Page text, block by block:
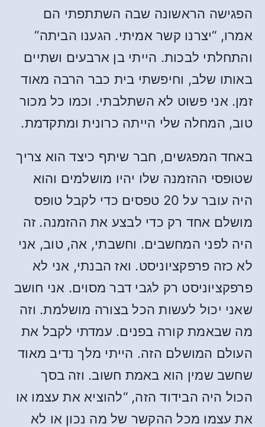
הפגישה הראשונה שבה השתתפתי הם
אמרו, “יצרנו קשר אמיתי. הגענו הביתה”
והתחלתי לבכות. הייתי בן ארבעים ושתיים
באותו שלב, וחיפשתי בית כבר הרבה מאוד
זמן. אני פשוט לא השתלבתי. וכמו כל מכור
טוב, המחלה שלי הייתה כרונית ומתקדמת.
באחד המפגשים, חבר שיתף כיצד הוא צריך
שטופסי ההזמנה שלו יהיו מושלמים והוא
היה עובר על 20 טפסים כדי לקבל טופס
מושלם אחד רק כדי לבצע את ההזמנה. זה
היה לפני המחשבים. וחשבתי, אה, טוב, אני
לא כזה פרפקציוניסט. ואז הבנתי, אני לא
פרפקציוניסט רק לגבי דבר מסוים. אני חושב
שאני יכול לעשות הכל בצורה מושלמת. וזה
מה שבאמת קורה בפנים. עמדתי לקבל את
העולם המושלם הזה. הייתי מלך נדיב מאוד
שחשב שמין הוא באמת חשוב. וזה בסך
הכול היה הבידוד הזה, “להוציא את עצמו או
את עצמו מכל ההקשר של מה נכון או לא